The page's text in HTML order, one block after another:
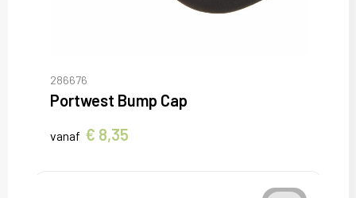
286676
Portwest Bump Cap
vanaf € 8,35